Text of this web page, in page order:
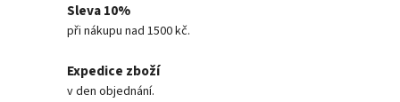
Sleva 10%
při nákupu nad 1500 kč.
Expedice zboží
v den objednání.